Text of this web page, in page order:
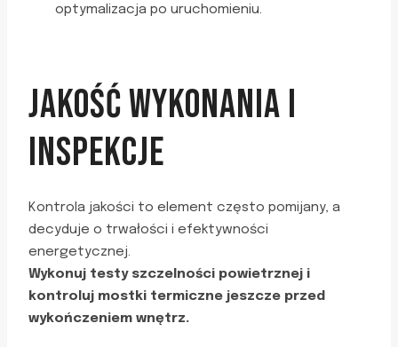
optymalizacja po uruchomieniu.
JAKOŚĆ WYKONANIA I
INSPEKCJE
Kontrola jakości to element często pomijany, a
decyduje o trwałości i efektywności
energetycznej.
Wykonuj testy szczelności powietrznej i
kontroluj mostki termiczne jeszcze przed
wykończeniem wnętrz.